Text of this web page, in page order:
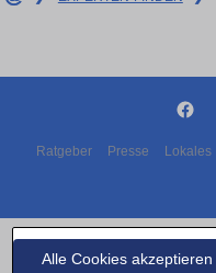
Alle Cookies akzeptieren
Ratgeber Presse Lokales